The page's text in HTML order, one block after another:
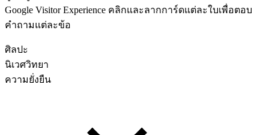
Google Visitor Experience คลิกและลากการ์ดแต่ละใบเพื่อตอบ
คำถามแต่ละข้อ
ศิลปะ
นิเวศวิทยา
ความยั่งยืน